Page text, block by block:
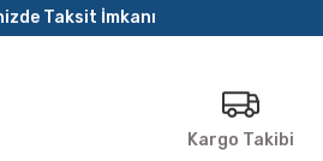
Taksit İmkanı
Kargo Takibi